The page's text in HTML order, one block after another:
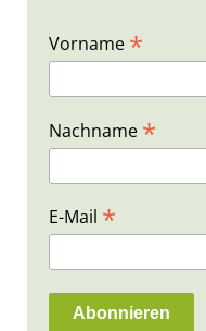
Vorname *
Nachname *
E-Mail *